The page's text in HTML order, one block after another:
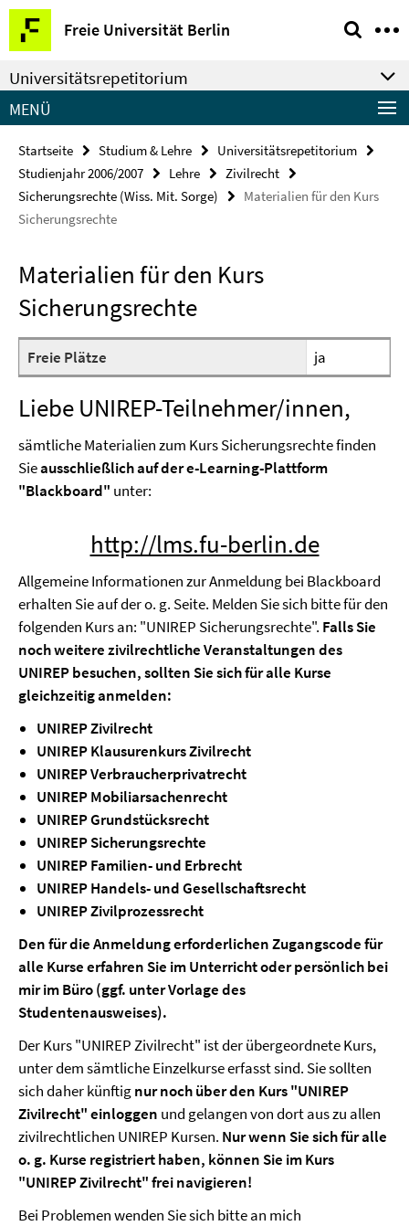
Springe
direkt
zu
Inhalt
Freie Universität Berlin
Service-
Navigation
Universitätsrepetitorium
MENÜ
Startseite Studium & Lehre
Universitätsrepetitorium
Studienjahr 2006/2007
Lehre
Zivilrecht
Sicherungsrechte (Wiss. Mit. Sorge)
Materialien für den Kurs
Sicherungsrechte
Materialien für den Kurs
Sicherungsrechte
Freie Plätze ja
Liebe UNIREP-Teilnehmer/innen,
sämtliche Materialien zum Kurs Sicherungsrechte finden
Sieausschließlich auf der e-Learning-Plattform
"Blackboard" unter:
http://lms.fu-berlin.de
Allgemeine Informationen zur Anmeldung bei Blackboard
erhalten Sie auf der o. g. Seite. Melden Sie sich bitte für den
folgenden Kurs an: "UNIREP Sicherungsrechte". Falls Sie
noch weitere zivilrechtliche Veranstaltungen des
UNIREP besuchen, sollten Sie sich für alle Kurse
gleichzeitig anmelden:
UNIREP Zivilrecht
UNIREP Klausurenkurs Zivilrecht
UNIREP Verbraucherprivatrecht
UNIREP Mobiliarsachenrecht
UNIREP Grundstücksrecht
UNIREP Sicherungsrechte
UNIREP Familien- und Erbrecht
UNIREP Handels- und Gesellschaftsrecht
UNIREP Zivilprozessrecht
Den für die Anmeldung erforderlichen Zugangscode für
alle Kurse erfahren Sie im Unterricht oder persönlich bei
mir im Büro (ggf. unter Vorlage des
Studentenausweises).
Der Kurs "UNIREP Zivilrecht" ist der übergeordnete Kurs,
unter dem sämtliche Einzelkurse erfasst sind. Sie sollten
sich daher künftignur noch über den Kurs "UNIREP
Zivilrecht" einloggen und gelangen von dort aus zu allen
zivilrechtlichen UNIREP Kursen. Nur wenn Sie sich für alle
o. g. Kurse registriert haben, können Sie im Kurs
"UNIREP Zivilrecht" frei navigieren!
Bei Problemen wenden Sie sich bitte an mich